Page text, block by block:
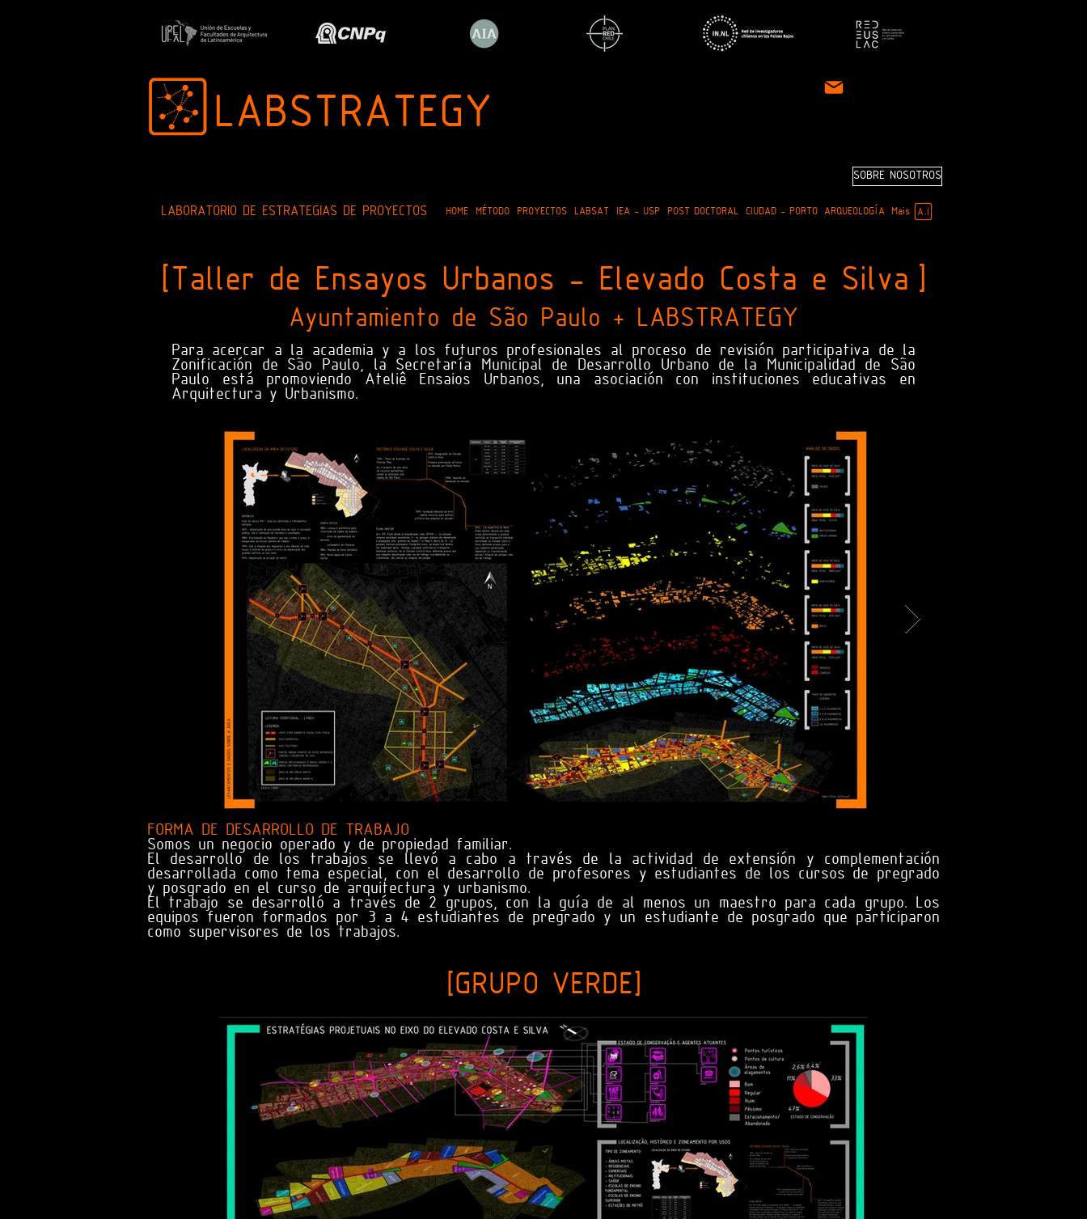
LABSTRATEGY
SOBRE NOSOTROS
LABORATORIO DE ESTRATEGIAS DE PROYECTOS HOME MÉTODO PROYECTOS LABSAT IEA - USP POST DOCTORAL CIUDAD - PORTO ARQUEOLOGÍA Mais
[Taller de Ensayos Urbanos - Elevado Costa e Silva ]
Ayuntamiento de São Paulo + LABSTRATEGY
Para acercar a la academia y a los futuros profesionales al proceso de revisión participativa de la
Zonificación de São Paulo, la Secretaría Municipal de Desarrollo Urbano de la Municipalidad de São
Paulo está promoviendo Ateliê Ensaios Urbanos, una asociación con instituciones educativas en
Arquitectura y Urbanismo.
FORMA DE DESARROLLO DE TRABAJO
Somos un negocio operado y de propiedad familiar.
El desarrollo de los trabajos se llevó a cabo a través de la actividad de extensión y complementación
desarrollada como tema especial, con el desarrollo de profesores y estudiantes de los cursos de pregrado
y posgrado en el curso de arquitectura y urbanismo.
El trabajo se desarrolló a través de 2 grupos, con la guía de al menos un maestro para cada grupo. Los
equipos fueron formados por 3 a 4 estudiantes de pregrado y un estudiante de posgrado que participaron
como supervisores de los trabajos.
[GRUPO VERDE]